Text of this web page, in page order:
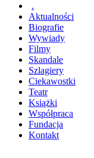
.
Aktualności
Biografie
Wywiady
Filmy
Skandale
Szlagiery
Ciekawostki
Teatr
Książki
Współpraca
Fundacja
Kontakt